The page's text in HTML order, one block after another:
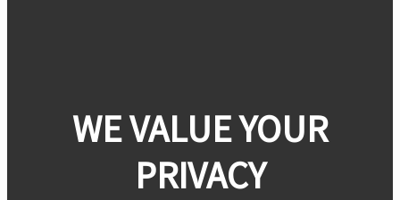
WE VALUE YOUR
PRIVACY